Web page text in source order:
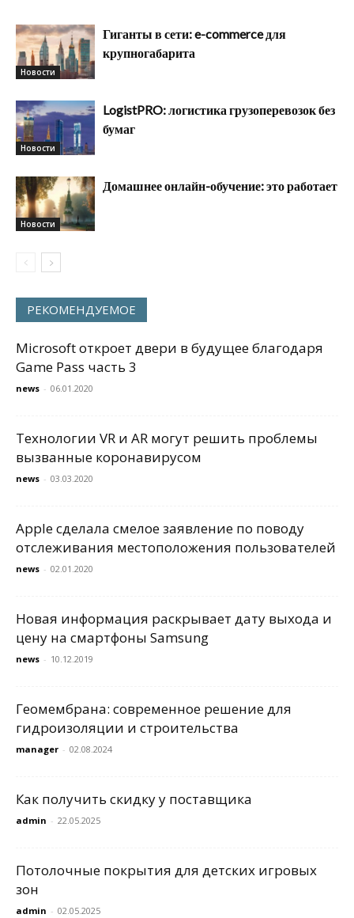
Новости
Гиганты в сети: e-commerce для
крупногабарита
Новости
LogistPRO: логистика грузоперевозок без
бумаг
Новости
Домашнее онлайн-обучение: это работает
РЕКОМЕНДУЕМОЕ
Microsoft откроет двери в будущее благодаря
Game Pass часть 3
news - 06.01.2020
Технологии VR и AR могут решить проблемы
вызванные коронавирусом
news - 03.03.2020
Apple сделала смелое заявление по поводу
отслеживания местоположения пользователей
news - 02.01.2020
Новая информация раскрывает дату выхода и
цену на смартфоны Samsung
news - 10.12.2019
Геомембрана: современное решение для
гидроизоляции и строительства
manager - 02.08.2024
Как получить скидку у поставщика
admin - 22.05.2025
Потолочные покрытия для детских игровых
зон
admin - 02.05.2025